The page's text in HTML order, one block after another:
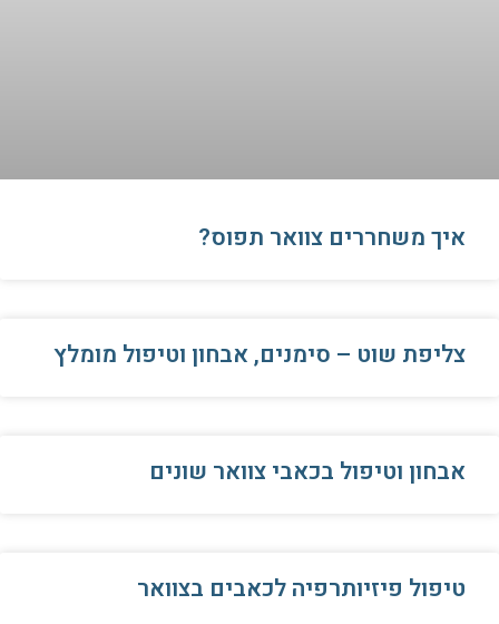
איך משחררים צוואר תפוס?
צליפת שוט – סימנים, אבחון וטיפול מומלץ
אבחון וטיפול בכאבי צוואר שונים
טיפול פיזיותרפיה לכאבים בצוואר